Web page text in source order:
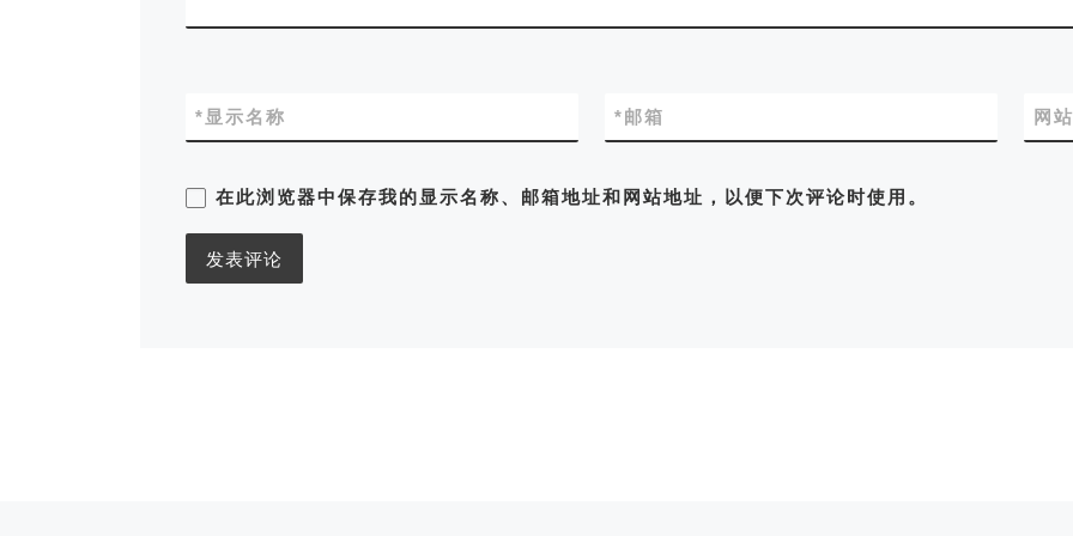
显示名称
* 邮箱
* 网站
在此浏览器中保存我的显示名称、邮箱地址和网站地址，以便下次评论时使用。